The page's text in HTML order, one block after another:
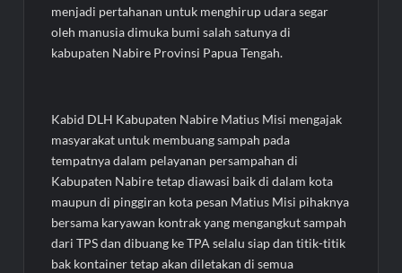
menjadi pertahanan untuk menghirup udara segar
oleh manusia dimuka bumi salah satunya di
kabupaten Nabire Provinsi Papua Tengah.
Kabid DLH Kabupaten Nabire Matius Misi mengajak
masyarakat untuk membuang sampah pada
tempatnya dalam pelayanan persampahan di
Kabupaten Nabire tetap diawasi baik di dalam kota
maupun di pinggiran kota pesan Matius Misi pihaknya
bersama karyawan kontrak yang mengangkut sampah
dari TPS dan dibuang ke TPA selalu siap dan titik-titik
bak kontainer tetap akan diletakan di semua